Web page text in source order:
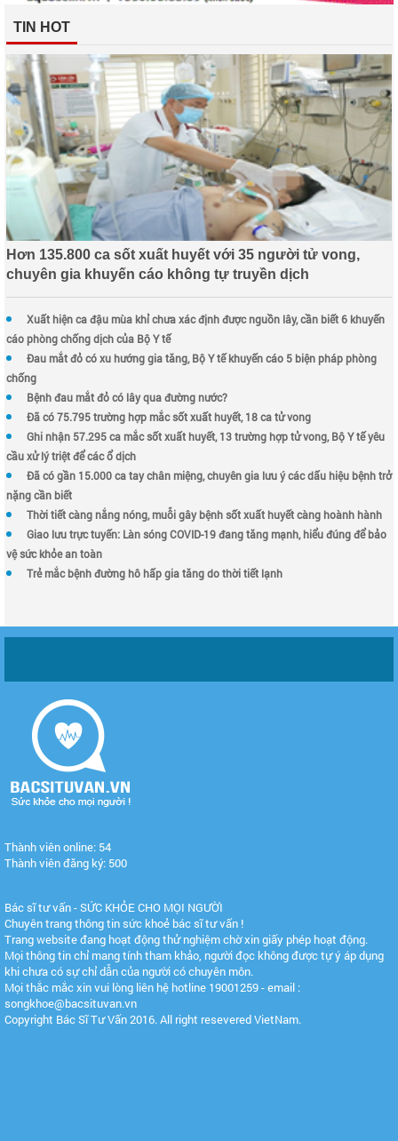
TIN HOT
Hơn 135.800 ca sốt xuất huyết với 35 người tử vong,
chuyên gia khuyến cáo không tự truyền dịch
Xuất hiện ca đậu mùa khỉ chưa xác định được nguồn lây, cần biết 6 khuyến
cáo phòng chống dịch của Bộ Y tế
Đau mắt đỏ có xu hướng gia tăng, Bộ Y tế khuyến cáo 5 biện pháp phòng
chống
Bệnh đau mắt đỏ có lây qua đường nước?
Đã có 75.795 trường hợp mắc sốt xuất huyết, 18 ca tử vong
Ghi nhận 57.295 ca mắc sốt xuất huyết, 13 trường hợp tử vong, Bộ Y tế yêu
cầu xử lý triệt để các ổ dịch
Đã có gần 15.000 ca tay chân miệng, chuyên gia lưu ý các dấu hiệu bệnh trở
nặng cần biết
Thời tiết càng nắng nóng, muỗi gây bệnh sốt xuất huyết càng hoành hành
Giao lưu trực tuyến: Làn sóng COVID-19 đang tăng mạnh, hiểu đúng để bảo
vệ sức khỏe an toàn
Trẻ mắc bệnh đường hô hấp gia tăng do thời tiết lạnh
Thành viên online: 54
Thành viên đăng ký: 500
Bác sĩ tư vấn - SỨC KHỎE CHO MỌI NGƯỜI
Chuyên trang thông tin sức khoẻ bác sĩ tư vấn !
Trang website đang hoạt động thử nghiệm chờ xin giấy phép hoạt động.
Mọi thông tin chỉ mang tính tham khảo, người đọc không được tự ý áp dụng
khi chưa có sự chỉ dẫn của người có chuyên môn.
Mọi thắc mắc xin vui lòng liên hệ hotline 19001259 - email :
songkhoe@bacsituvan.vn
Copyright Bác Sĩ Tư Vấn 2016. All right resevered VietNam.